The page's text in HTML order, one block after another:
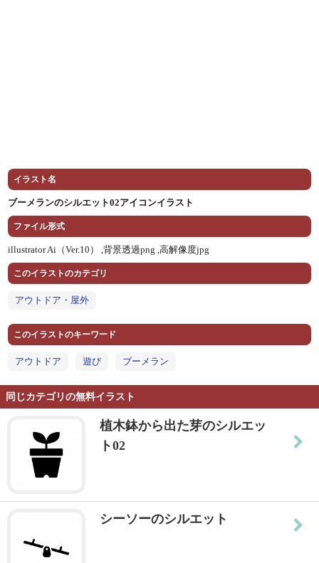
イラスト名
ブーメランのシルエット02アイコンイラスト
ファイル形式
illustrator Ai（Ver.10） ,背景透過png ,高解像度jpg
このイラストのカテゴリ
アウトドア・屋外
このイラストのキーワード
アウトドア 遊び ブーメラン
同じカテゴリの無料イラスト
植木鉢から出た芽のシルエッ
ト02
シーソーのシルエット